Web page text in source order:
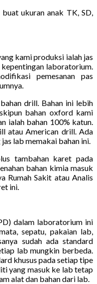
ukuran anak TK, SD,
kami produksi ialah jas
laboratorium.
pemesanan pas
drill. Bahan ini lebih
bahan oxford kami
ialah bahan 100% katun.
atau American drill. Ada
lab memakai bahan ini.
tambahan karet pada
bahan kimia masuk
Rumah Sakit atau Analis
ini.
dalam laboratorium ini
sepatu, pakaian lab,
sudah ada standard
lab mungkin berbeda.
khusus pada setiap tipe
yang masuk ke lab tetap
alat dan bahan dari lab.